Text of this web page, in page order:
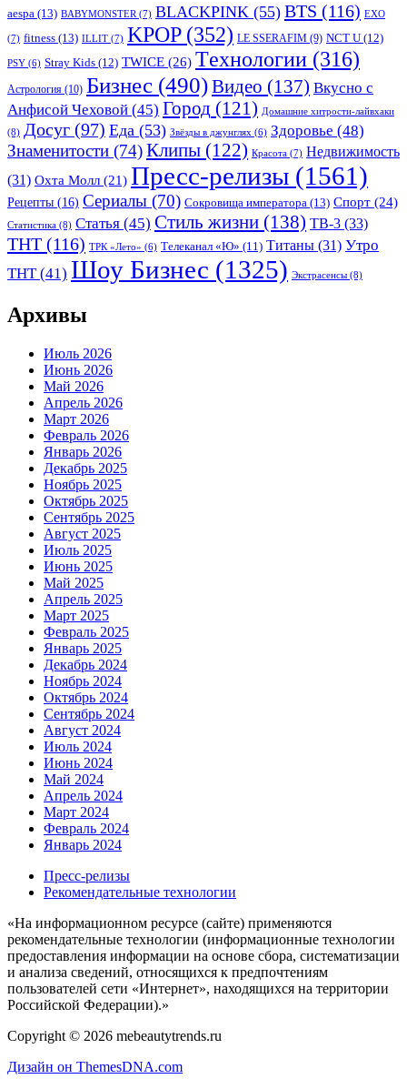
aespa (13) BABYMONSTER(7) BLACKPINK (55) BTS (116) EXO
(7) fitness (13) ILLIT (7) KPOP(352) LE SSERAFIM (9) NCT U (12)
PSY (6) Stray Kids (12) TWICE (26) Tехнологии (316)
Астрология (10) Бизнес (490)Видео (137) Вкусно с
Анфисой Чеховой (45) Город (121) Домашние хитрости-лайвхаки
(8) Досуг (97) Еда (53) Звёзды в джунглях (6) Здоровье (48)
Знаменитости (74)Клипы (122) Красота (7) Недвижимость
(31) Охта Молл (21) Пресс-релизы (1561)
Рецепты (16) Сериалы (70) Сокровища императора (13) Спорт (24)
Статистика (8) Статья (45) Стиль жизни (138) ТВ-3 (33)
ТНТ (116) ТРК «Лето» (6) Телеканал «Ю» (11) Титаны (31) Утро
ТНТ(41) Шоу Бизнес (1325) Экстрасенсы (8)
Архивы
Июль 2026
Июнь 2026
Май 2026
Апрель 2026
Март 2026
Февраль 2026
Январь 2026
Декабрь 2025
Ноябрь 2025
Октябрь 2025
Сентябрь 2025
Август 2025
Июль 2025
Июнь 2025
Май 2025
Апрель 2025
Март 2025
Февраль 2025
Январь 2025
Декабрь 2024
Ноябрь 2024
Октябрь 2024
Сентябрь 2024
Август 2024
Июль 2024
Июнь 2024
Май 2024
Апрель 2024
Март 2024
Февраль 2024
Январь 2024
Пресс-релизы
Рекомендательные технологии
«На информационном ресурсе (сайте) применяются
рекомендательные технологии (информационные технологии
предоставления информации на основе сбора, систематизации
и анализа сведений, относящихся к предпочтениям
пользователей сети «Интернет», находящихся на территории
Российской Федерации).»
Copyright © 2026 mebeautytrends.ru
Дизайн он ThemesDNA.com